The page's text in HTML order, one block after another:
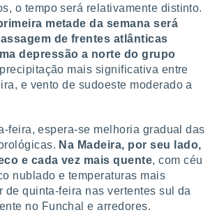
o tempo será relativamente distinto.
metade da semana será
de frentes atlânticas
depressão a norte do grupo
mais significativa entre
e vento de sudoeste moderado a
feira, espera-se melhoria gradual das
Na Madeira, por seu lado,
e cada vez mais quente, com céu
nublado e temperaturas mais
de quinta-feira nas vertentes sul da
no Funchal e arredores.